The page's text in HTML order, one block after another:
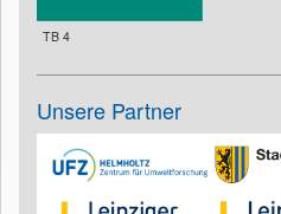
TB 4
Unsere Partner